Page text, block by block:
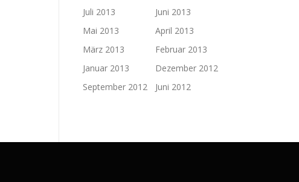
Juli 2013
Juni 2013
Mai 2013
April 2013
März 2013
Februar 2013
Januar 2013
Dezember 2012
September 2012
Juni 2012